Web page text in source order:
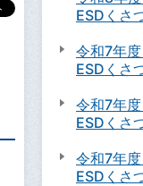
ESDくさ
令和7年
ESDくさ
令和7年
ESDくさ
令和7年
ESDくさ